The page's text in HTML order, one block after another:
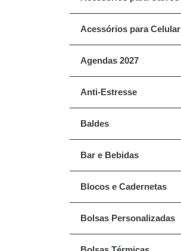
Acessórios para Celular
Agendas 2027
Anti-Estresse
Baldes
Bar e Bebidas
Blocos e Cadernetas
Bolsas Personalizadas